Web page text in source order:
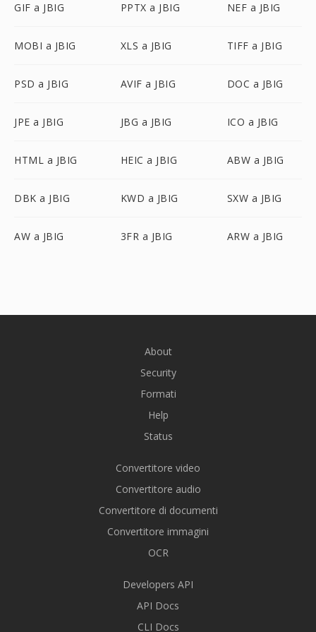
GIF a JBIG PPTX a JBIG NEF a JBIG
MOBI a JBIG XLS a JBIG TIFF a JBIG
PSD a JBIG AVIF a JBIG DOC a JBIG
JPE a JBIG JBG a JBIG ICO a JBIG
HTML a JBIG HEIC a JBIG ABW a JBIG
DBK a JBIG KWD a JBIG SXW a JBIG
AW a JBIG 3FR a JBIG ARW a JBIG
About
Security
Formati
Help
Status
Convertitore video
Convertitore audio
Convertitore di documenti
Convertitore immagini
OCR
Developers API
API Docs
CLI Docs